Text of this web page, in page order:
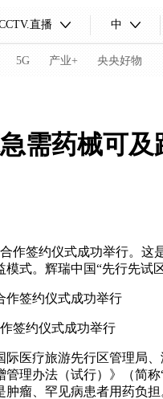
直播 中
5G 产业+ 央央好物
乐龄 阅读 艺术
需药械可及
签约仪式成功举行。这
式。辉瑞中国“先行先试
签约仪式成功举行
医疗旅游先行区管理局
理办法（试行）》（简
瘤、罕见病患者用药负担